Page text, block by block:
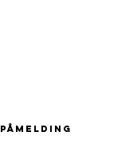
påmelding